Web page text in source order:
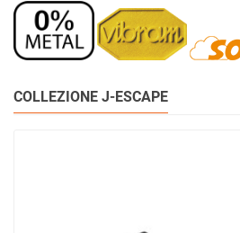
COLLEZIONE J-ESCAPE